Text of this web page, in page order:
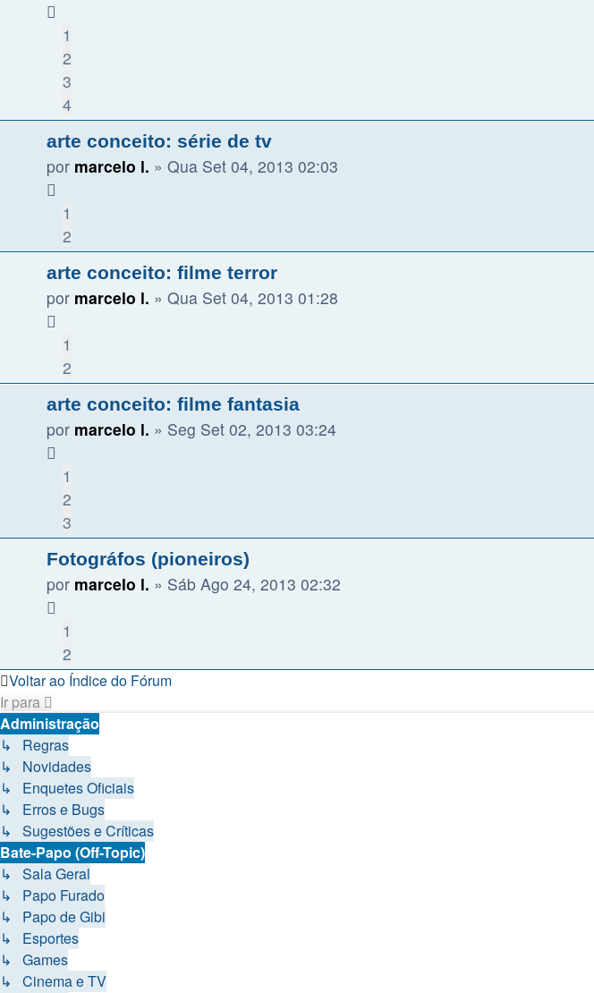
1
2
3
4
arte conceito: série de tv
por marcelo l. » Qua Set 04, 2013 02:03
1
2
arte conceito: filme terror
por marcelo l. » Qua Set 04, 2013 01:28
1
2
arte conceito: filme fantasia
por marcelo l. » Seg Set 02, 2013 03:24
1
2
3
Fotográfos (pioneiros)
por marcelo l. » Sáb Ago 24, 2013 02:32
1
2
Voltar ao Índice do Fórum
Ir para
Administração
↳ Regras
↳ Novidades
↳ Enquetes Oficiais
↳ Erros e Bugs
↳ Sugestões e Críticas
Bate-Papo (Off-Topic)
↳ Sala Geral
↳ Papo Furado
↳ Papo de Gibi
↳ Esportes
↳ Games
↳ Cinema e TV